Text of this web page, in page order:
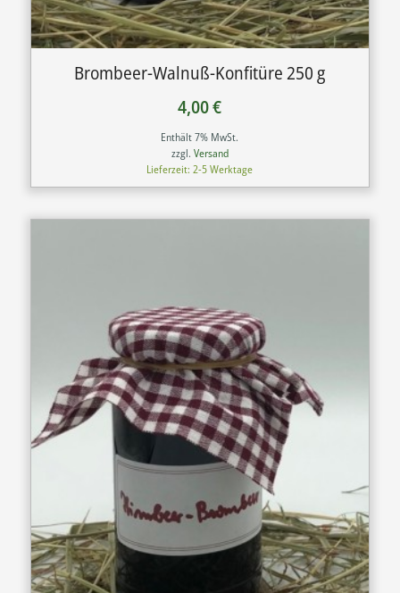
Brombeer-Walnuß-Konfitüre 250 g
4,00€
Enthält 7% MwSt.
zzgl. Versand
Lieferzeit: 2-5 Werktage